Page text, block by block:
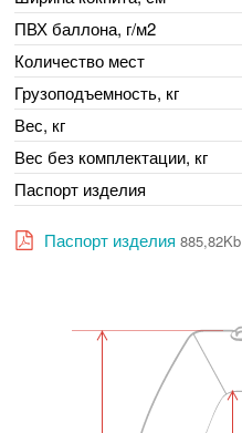
ПВХ баллона, г/м2
Количество мест
Грузоподъемность, кг
Вес, кг
Вес без комплектации, кг
Паспорт изделия
Паспорт изделия 885,82Kb